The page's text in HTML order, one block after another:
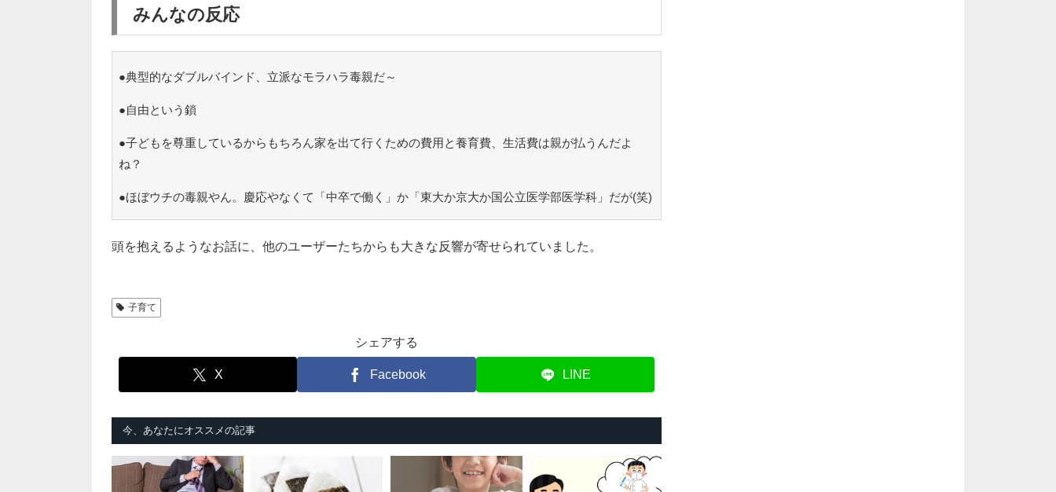
みんなの反応
●典型的なダブルバインド、立派なモラハラ毒親だ～
●自由という鎖
●子どもを尊重しているからもちろん家を出て行くための費用と養育費、生活費は親が払うんだよ
ね？
●ほぼウチの毒親やん。慶応やなくて「中卒で働く」か「東大か京大か国公立医学部医学科」だが(笑)
頭を抱えるようなお話に、他のユーザーたちからも大きな反響が寄せられていました。
子育て
シェアする
X Facebook LINE
今、あなたにオススメの記事